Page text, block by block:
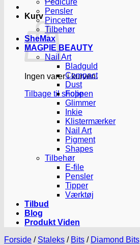
Kurv
Ingen varer i kurven.
Tilbage til shoppen
Pedicure
Pensler
Pincetter
Tilbehør
SheMax
MAGPIE BEAUTY
Nail Art
Bladguld
Compact
Dust
Folie
Glimmer
Inkie
Klistermærker
Nail Art
Pigment
Shapes
Tilbehør
E-file
Pensler
Tipper
Værktøj
Tilbud
Blog
Produkt Viden
Forside / Staleks / Bits / Diamond Bits